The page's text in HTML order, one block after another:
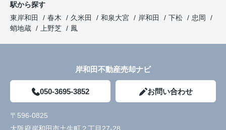
駅から探す
東岸和田
春木 久米田 和泉大宮 岸和田 下松
忠岡
蛸地蔵
上野芝 鳳
岸和田不動産売却ナビ
050-3695-3852 お問い合わせ
〒596-0825